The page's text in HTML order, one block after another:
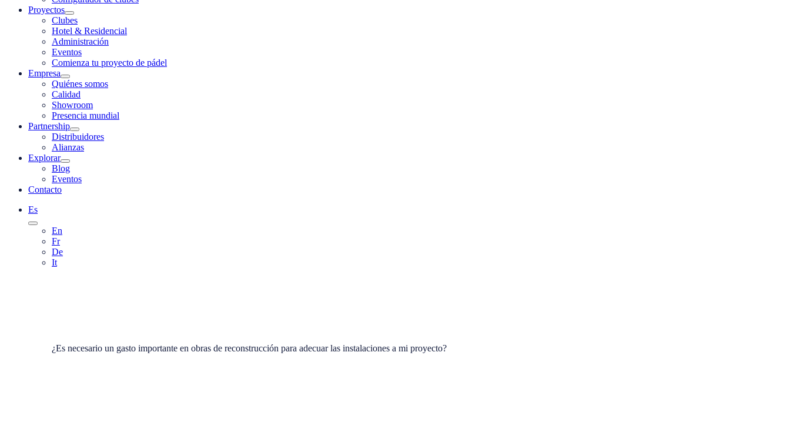
Proyectos
Clubes
Hotel & Residencial
Administración
Eventos
Comienza tu proyecto de pádel
Empresa
Quiénes somos
Calidad
Showroom
Presencia mundial
Partnership
Distribuidores
Alianzas
Explorar
Blog
Eventos
Contacto
Es
En
Fr
De
It
¿Es necesario un gasto importante en obras de reconstrucción para adecuar las instalaciones a mi proyecto?